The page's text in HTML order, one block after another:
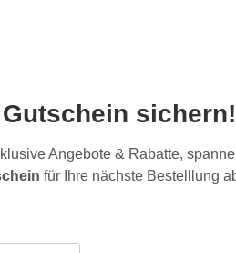
sichern!
Angebote & Rabatte,
für Ihre nächste Bestelllung